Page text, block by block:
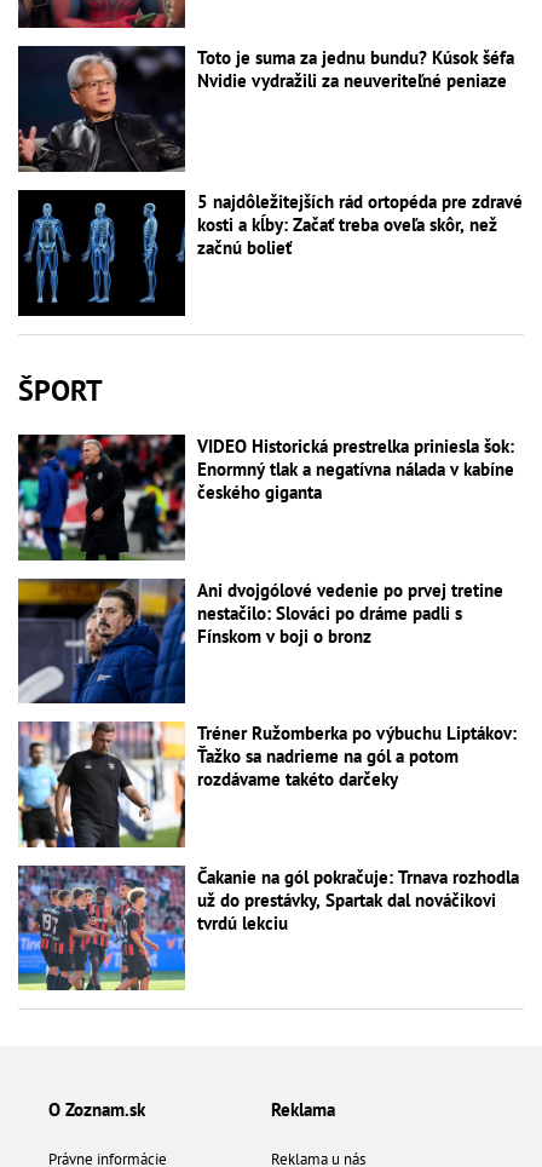
Toto je suma za jednu bundu? Kúsok šéfa
Nvidie vydražili za neuveriteľné peniaze
5 najdôležitejších rád ortopéda pre zdravé
kosti a kĺby: Začať treba oveľa skôr, než
začnú bolieť
ŠPORT
VIDEO Historická prestrelka priniesla šok:
Enormný tlak a negatívna nálada v kabíne
českého giganta
Ani dvojgólové vedenie po prvej tretine
nestačilo: Slováci po dráme padli s
Fínskom v boji o bronz
Tréner Ružomberka po výbuchu Liptákov:
Ťažko sa nadrieme na gól a potom
rozdávame takéto darčeky
Čakanie na gól pokračuje: Trnava rozhodla
už do prestávky, Spartak dal nováčikovi
tvrdú lekciu
O Zoznam.sk
Právne informácie
Reklama
Reklama u nás